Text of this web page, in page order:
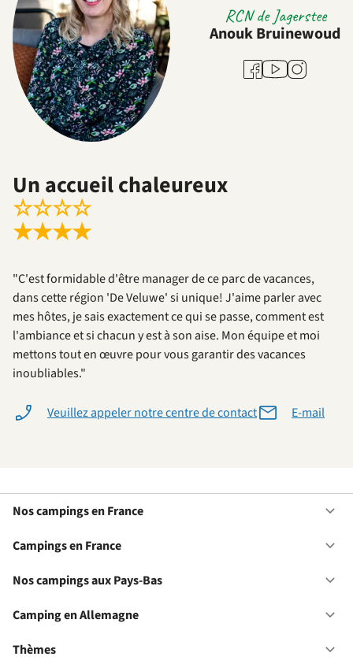
RCN de Jagerstee
Anouk Bruinewoud
Facebook
YoutubeInstagram
Un accueil chaleureux
☆☆☆☆
★★★★
"C'est formidable d'être manager de ce parc de vacances,
dans cette région 'De Veluwe' si unique! J'aime parler avec
mes hôtes, je sais exactement ce qui se passe, comment est
l'ambiance et si chacun y est à son aise. Mon équipe et moi
mettons tout en œuvre pour vous garantir des vacances
inoubliables."
Veuillez appeler notre centre de contact E-mail
Nos campings en France
Campings en France
Nos campings aux Pays-Bas
Camping en Allemagne
Thèmes